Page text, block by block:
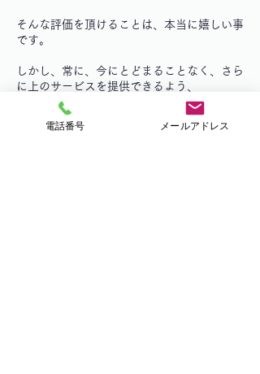
そんな評価を頂けることは、本当に嬉しい事
です。
しかし、常に、今にとどまることなく、さら
に上のサービスを提供できるよう、
事務所を成長させていきたいと思っていま
電話番号 メールアドレス